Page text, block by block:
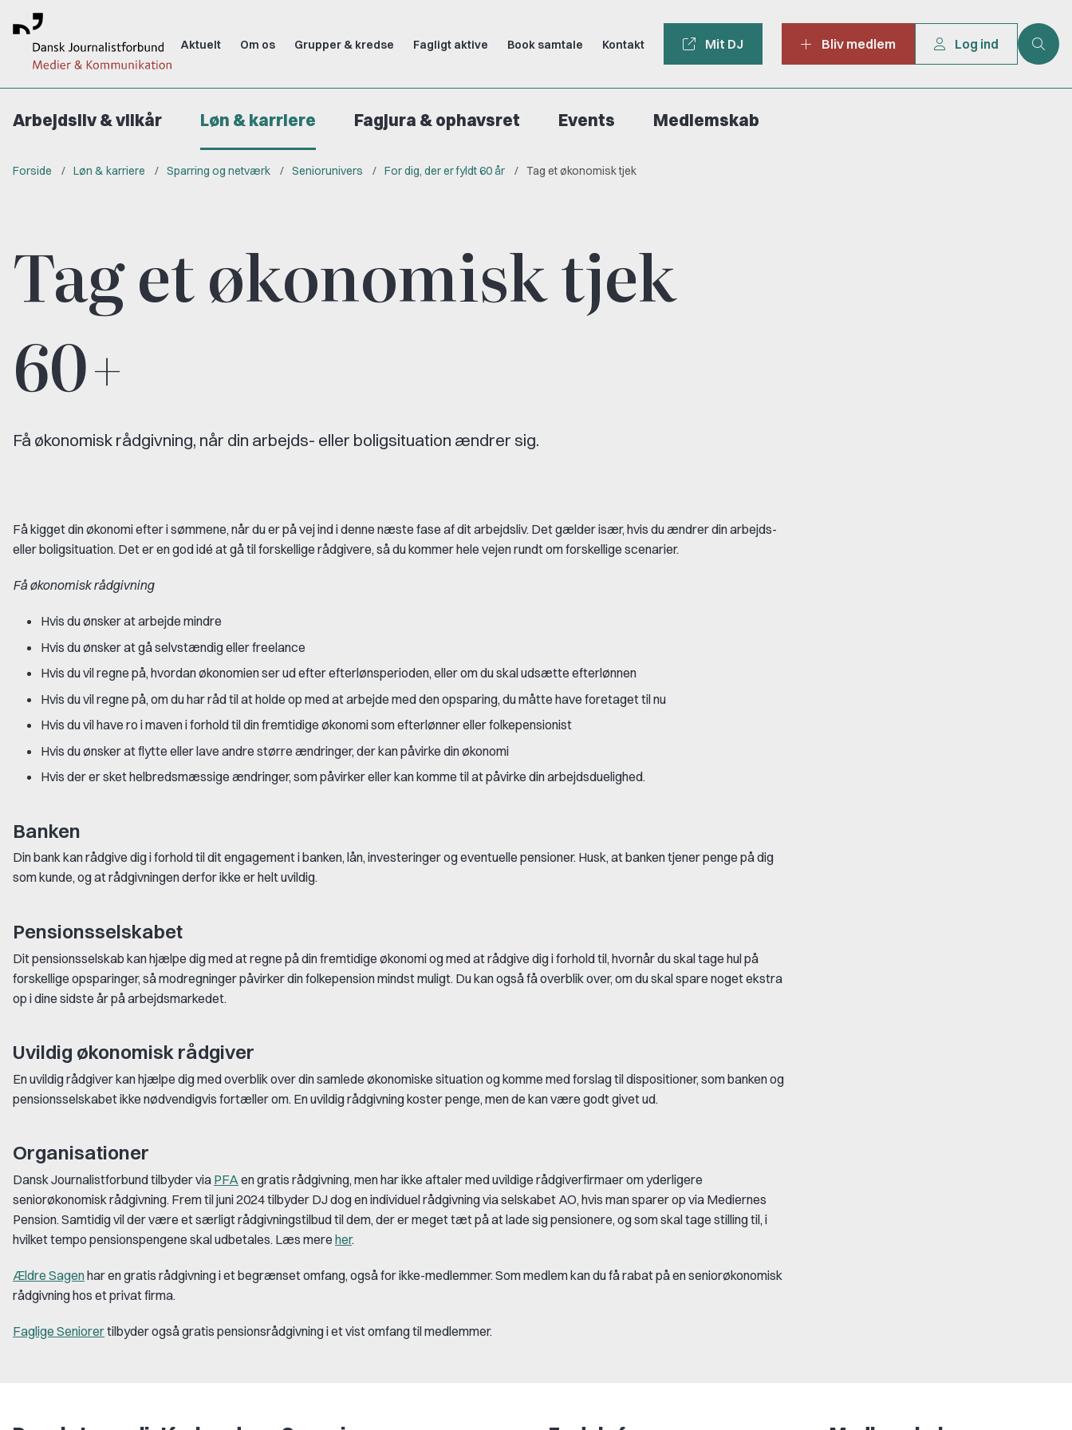
Aktuelt Om os Grupper & kredse Fagligt aktive Book samtale Kontakt Mit DJ Bliv medlem Log ind
Arbejdsliv & vilkår Løn & karriere Fagjura & ophavsret Events Medlemskab
Forside Løn & karriere Sparring og netværk Seniorunivers For dig, der er fyldt 60 år Tag et økonomisk tjek
Tag et økonomisk tjek
60+
Få økonomisk rådgivning, når din arbejds- eller boligsituation ændrer sig.
Få kigget din økonomi efter i sømmene, når du er på vej ind i denne næste fase af dit arbejdsliv. Det gælder især, hvis du ændrer din arbejds-
eller boligsituation. Det er en god idé at gå til forskellige rådgivere, så du kommer hele vejen rundt om forskellige scenarier.
Få økonomisk rådgivning
Hvis du ønsker at arbejde mindre
Hvis du ønsker at gå selvstændig eller freelance
Hvis du vil regne på, hvordan økonomien ser ud efter efterlønsperioden, eller om du skal udsætte efterlønnen
Hvis du vil regne på, om du har råd til at holde op med at arbejde med den opsparing, du måtte have foretaget til nu
Hvis du vil have ro i maven i forhold til din fremtidige økonomi som efterlønner eller folkepensionist
Hvis du ønsker at flytte eller lave andre større ændringer, der kan påvirke din økonomi
Hvis der er sket helbredsmæssige ændringer, som påvirker eller kan komme til at påvirke din arbejdsduelighed.
Banken
Din bank kan rådgive dig i forhold til dit engagement i banken, lån, investeringer og eventuelle pensioner. Husk, at banken tjener penge på dig
som kunde, og at rådgivningen derfor ikke er helt uvildig.
Pensionsselskabet
Dit pensionsselskab kan hjælpe dig med at regne på din fremtidige økonomi og med at rådgive dig i forhold til, hvornår du skal tage hul på
forskellige opsparinger, så modregninger påvirker din folkepension mindst muligt. Du kan også få overblik over, om du skal spare noget ekstra
op i dine sidste år på arbejdsmarkedet.
Uvildig økonomisk rådgiver
En uvildig rådgiver kan hjælpe dig med overblik over din samlede økonomiske situation og komme med forslag til dispositioner, som banken og
pensionsselskabet ikke nødvendigvis fortæller om. En uvildig rådgivning koster penge, men de kan være godt givet ud.
Organisationer
Dansk Journalistforbund tilbyder via PFAen gratis rådgivning, men har ikke aftaler med uvildige rådgiverfirmaer om yderligere
seniorøkonomisk rådgivning. Frem til juni 2024 tilbyder DJ dog en individuel rådgivning via selskabet AO, hvis man sparer op via Mediernes
Pension. Samtidig vil der være et særligt rådgivningstilbud til dem, der er meget tæt på at lade sig pensionere, og som skal tage stilling til, i
hvilket tempo pensionspengene skal udbetales. Læs mere her.
Ældre Sagenhar en gratis rådgivning i et begrænset omfang, også for ikke-medlemmer. Som medlem kan du få rabat på en seniorøkonomisk
rådgivning hos et privat firma.
Faglige Seniorertilbyder også gratis pensionsrådgivning i et vist omfang til medlemmer.